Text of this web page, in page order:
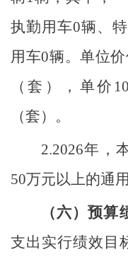
执勤用车0辆、
用车0辆。单位
（套），单价
（套）。
2.2026年，
50万元以上的通
（六）预算
支出实行绩效目